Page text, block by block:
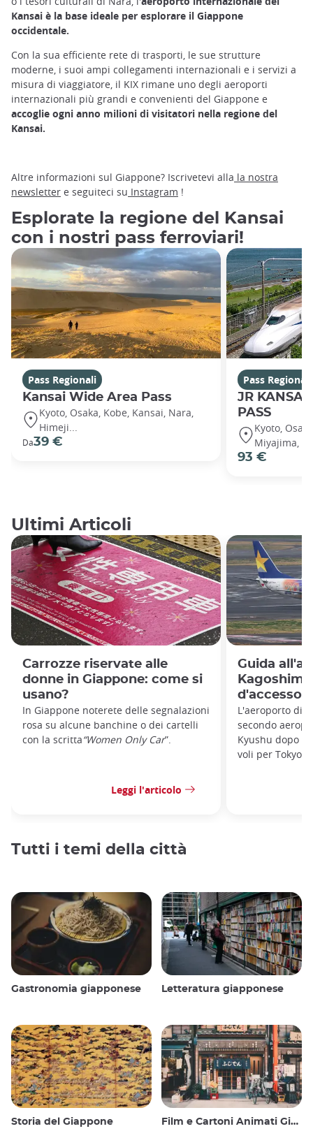
Kansai è la base ideale per esplorare il Giappone
occidentale.
Con la sua efficiente rete di trasporti, le sue strutture
moderne, i suoi ampi collegamenti internazionali e i servizi a
misura di viaggiatore, il KIX rimane uno degli aeroporti
internazionali più grandi e convenienti del Giappone e
accoglie ogni anno milioni di visitatori nella regione del
Kansai.
Altre informazioni sul Giappone? Iscrivetevi alla la nostra
newsletter e seguiteci su Instagram !
Esplorate la regione del Kansai
con i nostri pass ferroviari!
Pass Regionali
Kansai Wide Area Pass
Kyoto, Osaka, Kobe, Kansai, Nara,
Himeji...
Da39 €
Pass Regionali
JR KANSAI
PASS
Kyoto,
Miyajima,
93 €
Ultimi Articoli
Carrozze riservate alle
donne in Giappone: come si
usano?
In Giappone noterete delle segnalazioni
rosa su alcune banchine o dei cartelli
con la scritta“Women Only Car”.
Leggi l'articolo
Guida
d'accesso
L'aeroporto di
secondo
Kyushu dopo
voli per Tokyo,
Tutti i temi della città
Gastronomia giapponese Letteratura giapponese
Storia del Giappone Film e Cartoni Animati Giapponesi